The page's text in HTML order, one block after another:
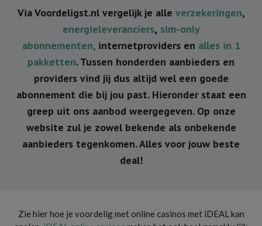
Via Voordeligst.nl vergelijk je alle verzekeringen,
energieleveranciers, sim-only
abonnementen, internetproviders en alles in 1
pakketten. Tussen honderden aanbieders en
providers vind jij dus altijd wel een goede
abonnement die bij jou past. Hieronder staat een
greep uit ons aanbod weergegeven. Op onze
website zul je zowel bekende als onbekende
aanbieders tegenkomen. Alles voor jouw beste
deal!
Zie hier hoe je voordelig met online casinos met iDEAL kan